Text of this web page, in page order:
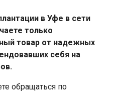
в Уфе в сети
только
товар от надежных
себя на
обращаться по